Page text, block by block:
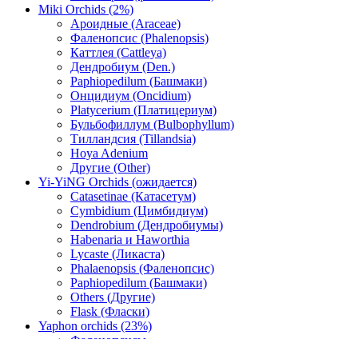
Miki Orchids (2%)
Ароидные (Araceae)
Фаленопсис (Phalenopsis)
Каттлея (Cattleya)
Дендробиум (Den.)
Paphiopedilum (Башмаки)
Онцидиум (Oncidium)
Platycerium (Платицериум)
Бульбофиллум (Bulbophyllum)
Тилландсия (Tillandsia)
Hoya Adenium
Другие (Other)
Yi-YiNG Orchids (ожидается)
Catasetinae (Катасетум)
Cymbidium (Цимбидиум)
Dendrobium (Дендробиумы)
Habenaria и Haworthia
Lycaste (Ликаста)
Phalaenopsis (Фаленопсис)
Paphiopedilum (Башмаки)
Others (Другие)
Flask (Фласки)
Yaphon orchids (23%)